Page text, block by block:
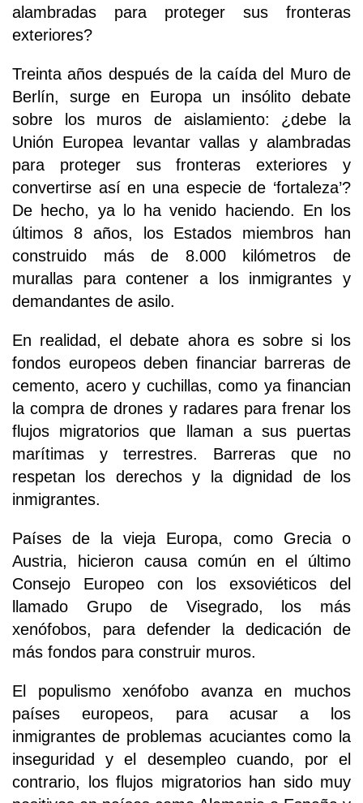
alambradas para proteger sus fronteras
exteriores?
Treinta años después de la caída del Muro de
Berlín, surge en Europa un insólito debate
sobre los muros de aislamiento: ¿debe la
Unión Europea levantar vallas y alambradas
para proteger sus fronteras exteriores y
convertirse así en una especie de ‘fortaleza’?
De hecho, ya lo ha venido haciendo. En los
últimos 8 años, los Estados miembros han
construido más de 8.000 kilómetros de
murallas para contener a los inmigrantes y
demandantes de asilo.
En realidad, el debate ahora es sobre si los
fondos europeos deben financiar barreras de
cemento, acero y cuchillas, como ya financian
la compra de drones y radares para frenar los
flujos migratorios que llaman a sus puertas
marítimas y terrestres. Barreras que no
respetan los derechos y la dignidad de los
inmigrantes.
Países de la vieja Europa, como Grecia o
Austria, hicieron causa común en el último
Consejo Europeo con los exsoviéticos del
llamado Grupo de Visegrado, los más
xenófobos, para defender la dedicación de
más fondos para construir muros.
El populismo xenófobo avanza en muchos
países europeos, para acusar a los
inmigrantes de problemas acuciantes como la
inseguridad y el desempleo cuando, por el
contrario, los flujos migratorios han sido muy